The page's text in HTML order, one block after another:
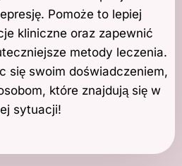
Pomoże to lepiej
kliniczne oraz zapewnić
metody leczenia.
się swoim doświadczeniem,
które znajdują się w
sytuacji!